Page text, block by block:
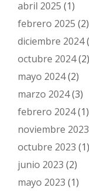
abril 2025 (1)
febrero 2025 (2)
diciembre 2024
octubre 2024(2)
mayo 2024(2)
marzo 2024(3)
febrero 2024(1)
noviembre 2023
octubre 2023 (1)
junio 2023 (2)
mayo 2023 (1)